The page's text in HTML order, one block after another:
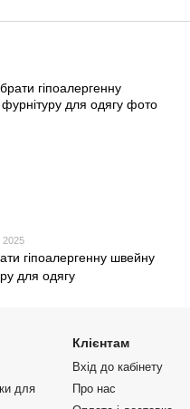
2025
гіпоалергенну швейну
для одягу
для
Клієнтам
Вхід до кабінету
Про нас